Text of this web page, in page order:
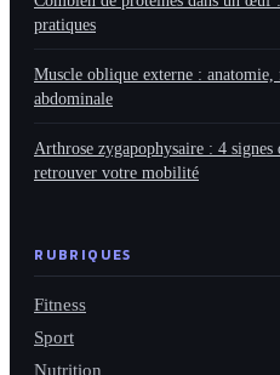
pratiques
Muscle oblique externe :
abdominale
Arthrose zygapophysaire : 4 signes
retrouver votre mobilité
RUBRIQUES
Fitness
Sport
Nutrition